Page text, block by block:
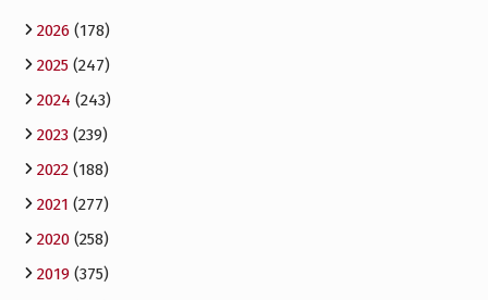
2026(178)
2025(247)
2024 (243)
2023(239)
2022(188)
2021 (277)
2020(258)
2019(375)